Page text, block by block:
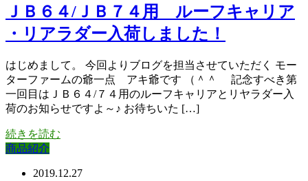
ＪＢ６４/ＪＢ７４用 ルーフキャリア
・リアラダー入荷しました！
はじめまして。 今回よりブログを担当させていただく モー
ターファームの爺一点 アキ爺です （＾＾ゞ 記念すべき第
一回目はＪＢ６４/７４用のルーフキャリアとリヤラダー入
荷のお知らせですよ～♪ お待ちいた […]
続きを読む
商品紹介
2019.12.27